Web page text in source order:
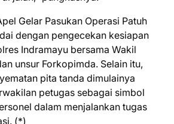
Gelar Pasukan Operasi Patuh
dengan pengecekan kesiapan
Indramayu bersama Wakil
unsur Forkopimda. Selain itu,
pita tanda dimulainya
petugas sebagai simbol
dalam menjalankan tugas
(*)